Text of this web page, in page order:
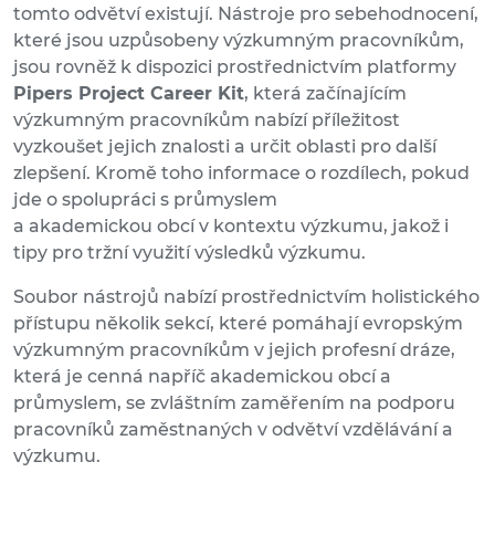
tomto odvětví existují. Nástroje pro sebehodnocení,
které jsou uzpůsobeny výzkumným pracovníkům,
jsou rovněž k dispozici prostřednictvím platformy
Pipers Project Career Kit, která začínajícím
výzkumným pracovníkům nabízí příležitost
vyzkoušet jejich znalosti a určit oblasti pro další
zlepšení. Kromě toho informace o rozdílech, pokud
jde o spolupráci s průmyslem
a akademickou obcí v kontextu výzkumu, jakož i
tipy pro tržní využití výsledků výzkumu.
Soubor nástrojů nabízí prostřednictvím holistického
přístupu několik sekcí, které pomáhají evropským
výzkumným pracovníkům v jejich profesní dráze,
která je cenná napříč akademickou obcí a
průmyslem, se zvláštním zaměřením na podporu
pracovníků zaměstnaných v odvětví vzdělávání a
výzkumu.